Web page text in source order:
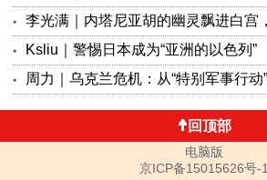
Ksliu｜警惕日本成为“亚洲的以色列”
回顶部
电脑版
京ICP备15015626号-1